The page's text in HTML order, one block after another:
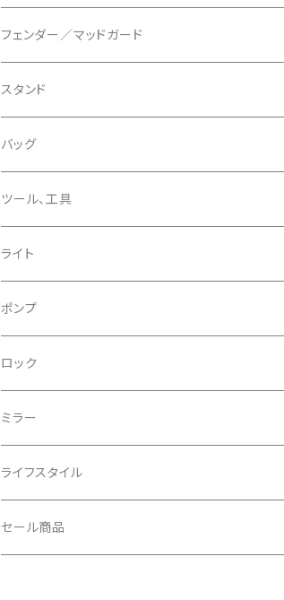
CERAMIC SPEED/セラミックスピード
CHRIS KING/クリスキング
CHROMAG/クロマグ
CHROME/クローム
CONTINENTAL/コンチネンタル
CRANE/クレーン
CRANKBROTHERS/クランクブラザーズ
CROSS SECTION/クロスセクション
CLIK/クリック
CUSH CORE/クッシュコア
ボトムブラケット
リアディレーラー
チェーン
タイヤインサート
リムテープ
チューブレスバルブ/ バルブキャップ
シーラント
フェンダー／マッドガード
スタンド
バッグ
サドルバッグ
サコッシュ
バックパック
フレームバッグ
輪行袋
輪行小物
バイクカバー
その他
ツール、工具
ライト
フロントライト
テールライト
ポンプ
ロック
ミラー
ライフスタイル
キャップ
セール商品